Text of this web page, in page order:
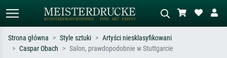
Strona główna Style sztuki
Artyści niesklasyfikowani
Caspar Obach
Salon, prawdopodobnie w Stuttgarcie